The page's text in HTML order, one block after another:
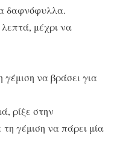
δαφνόφυλλα.
μέχρι να
γέμιση να βράσει για
ρίξε στην
γέμιση να πάρει μία